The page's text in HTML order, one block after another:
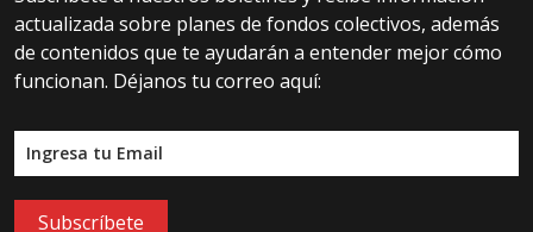
actualizada sobre planes de fondos colectivos, además
de contenidos que te ayudarán a entender mejor cómo
funcionan. Déjanos tu correo aquí:
Subscríbete